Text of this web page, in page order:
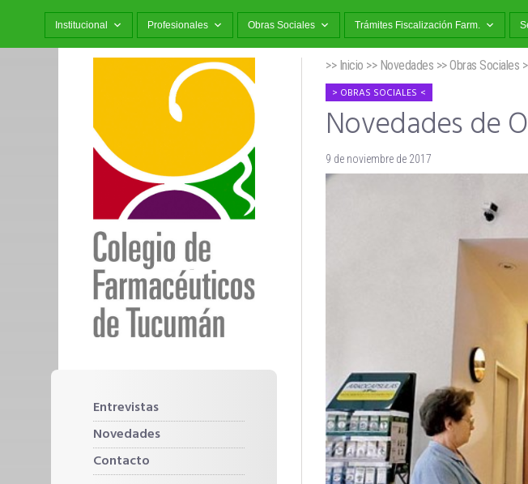
Institucional Profesionales Obras Sociales Trámites Fiscalización Farm.
Entrevistas
Novedades
Contacto
>> Inicio >> Novedades >>Obras Sociales
OBRAS SOCIALES
Novedades de
9 de noviembre de 2017